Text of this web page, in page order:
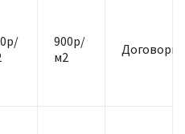
900р/
м2